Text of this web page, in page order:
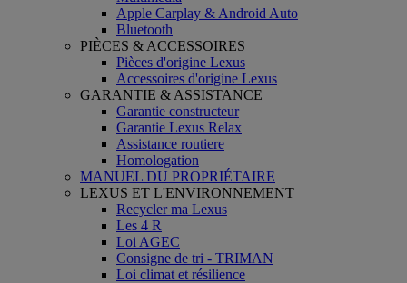
Apple Carplay & Android Auto
Bluetooth
PIÈCES & ACCESSOIRES
Pièces d'origine Lexus
Accessoires d'origine Lexus
GARANTIE & ASSISTANCE
Garantie constructeur
Garantie Lexus Relax
Assistance routiere
Homologation
MANUEL DU PROPRIÉTAIRE
LEXUS ET L'ENVIRONNEMENT
Recycler ma Lexus
Les 4 R
Loi AGEC
Consigne de tri - TRIMAN
Loi climat et résilience